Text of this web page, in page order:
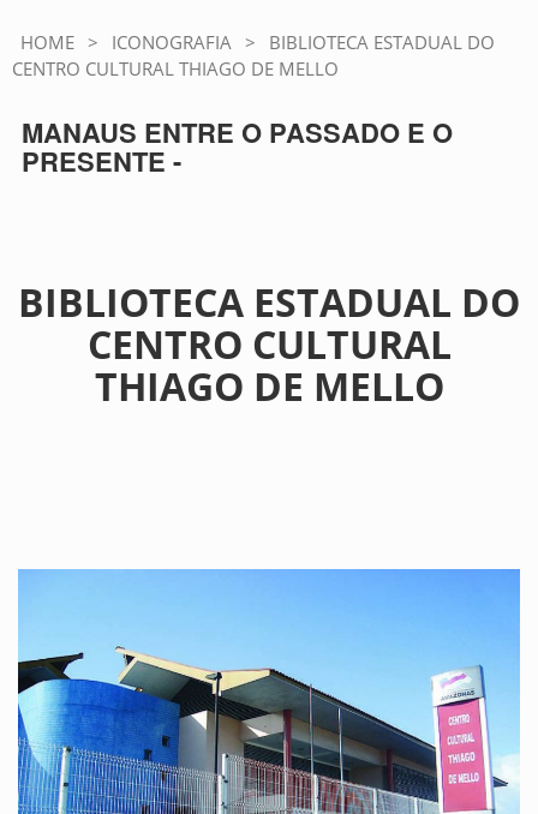
HOME > ICONOGRAFIA >
BIBLIOTECA ESTADUAL DO
CENTRO CULTURAL THIAGO DE MELLO
MANAUS ENTRE O PASSADO E O
PRESENTE -
BIBLIOTECA ESTADUAL DO
CENTRO CULTURAL
THIAGO DE MELLO